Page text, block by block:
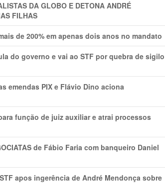
DA GLOBO E DETONA ANDRÉ
FILHAS
de 200% em apenas dois anos no mandato
do governo e vai ao STF por quebra de sigilo
emendas PIX e Flávio Dino aciona
função de juiz auxiliar e atrai processos
de Fábio Faria com banqueiro Daniel
apos ingerência de André Mendonça sobre